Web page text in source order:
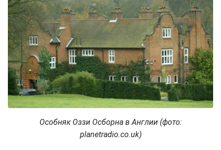
Особняк Оззи Осборна в Англии (фото:
planetradio.co.uk)